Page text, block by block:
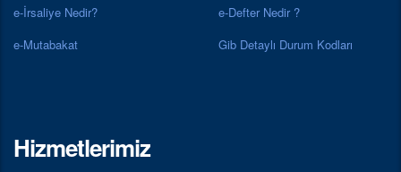
e-İrsaliye Nedir?
e-Defter Nedir ?
e-Mutabakat
Gib Detaylı Durum Kodları
Hizmetlerimiz